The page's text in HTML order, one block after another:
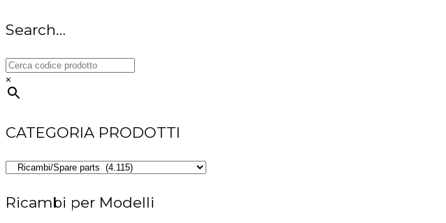
Search…
×
CATEGORIA PRODOTTI
Ricambi per Modelli